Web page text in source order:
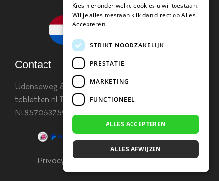
Contact
Udenseweg 8B 5405 PA Udeninfo(@)koffie-
tabletten.nl Tel. 085 782 5578KvK 67529623 Btw:
NL857053759B01
Privacy & Cookies–Algemene Voorwaarden
Kies hieronder welke cookies u wil toestaan.
Wil je alles toestaan klik dan direct op Alles
Accepteren.
STRIKT NOODZAKELIJK
PRESTATIE
MARKETING
FUNCTIONEEL
ALLES ACCEPTEREN
ALLES AFWIJZEN